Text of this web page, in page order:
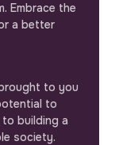
Embrace the
a better
to you
to
building a
society.